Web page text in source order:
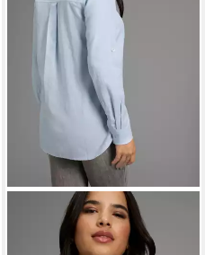
KANGAROOSHemdbluse
leger geschnitten mit